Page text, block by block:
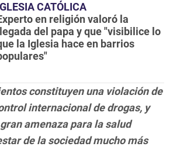
CATÓLICA
en religión valoró la
llegada del papa y que "visibilice lo
la Iglesia hace en barrios
constituyen una violación de
internacional de drogas, y
amenaza para la salud
de la sociedad mucho más